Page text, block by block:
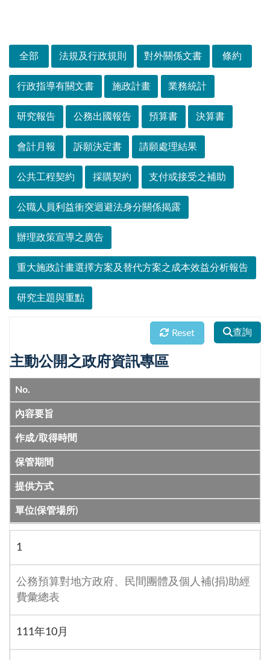
全部 法規及行政規則 對外關係文書 條約
行政指導有關文書 施政計畫 業務統計
研究報告 公務出國報告 預算書 決算書
會計月報 訴願決定書 請願處理結果
公共工程契約 採購契約 支付或接受之補助
公職人員利益衝突迴避法身分關係揭露
辦理政策宣導之廣告
重大施政計畫選擇方案及替代方案之成本效益分析報告
研究主題與重點
查詢
Reset
主動公開之政府資訊專區
No.
內容要旨
作成/取得時間
保管期間
提供方式
單位(保管場所)
1
公務預算對地方政府、民間團體及個人補(捐)助經
費彙總表
111年10月